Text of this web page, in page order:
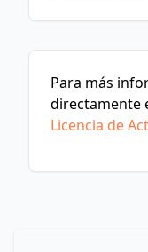
Para más
directamente
Licencia de